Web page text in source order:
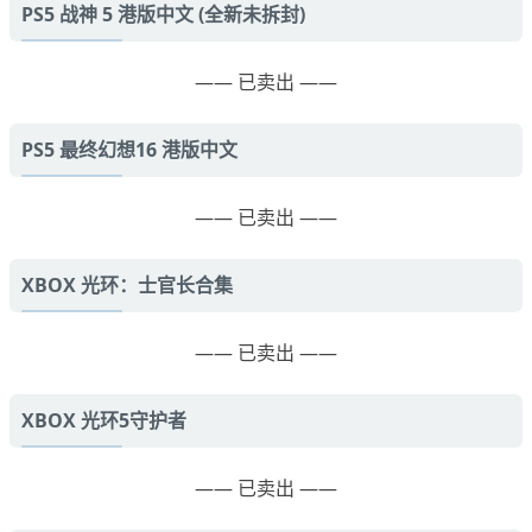
PS5 战神 5 港版中文 (全新未拆封)
—— 已卖出 ——
PS5 最终幻想16 港版中文
—— 已卖出 ——
XBOX 光环：士官长合集
—— 已卖出 ——
XBOX 光环5守护者
—— 已卖出 ——